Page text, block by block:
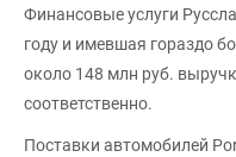
Финансовые услуги
году и имевшая гораздо
около 148 млн руб.
соответственно.
Поставки автомобилей